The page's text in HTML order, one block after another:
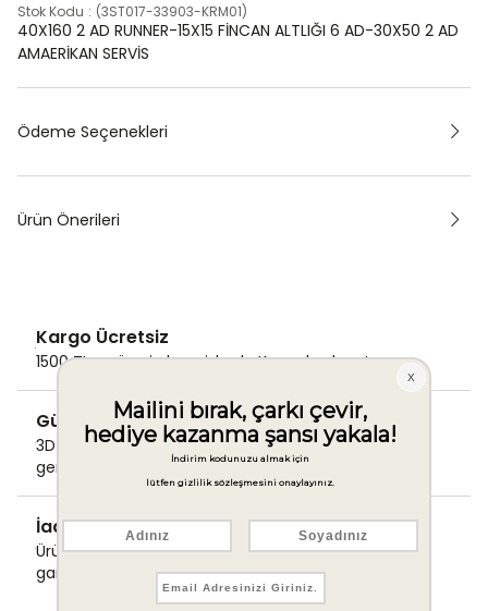
Stok Kodu (3ST017-33903-KRM01)
40X160 2 AD RUNNER-15X15 FİNCAN ALTLIĞI 6 AD-30X50 2 AD
AMAERİKAN SERVİS
Ödeme Seçenekleri
Ürün Önerileri
Kargo Ücretsiz
1500 TL ve üzeri alışverişlerde Kargo bedava!
Güvenli Ödeme
3D Secure ile güvenli ödemenizi
gerçekleştirin.
İade & Değişim Garantisi
Ürünlerinizde sorunsuz iade ve değişim
garantisi.